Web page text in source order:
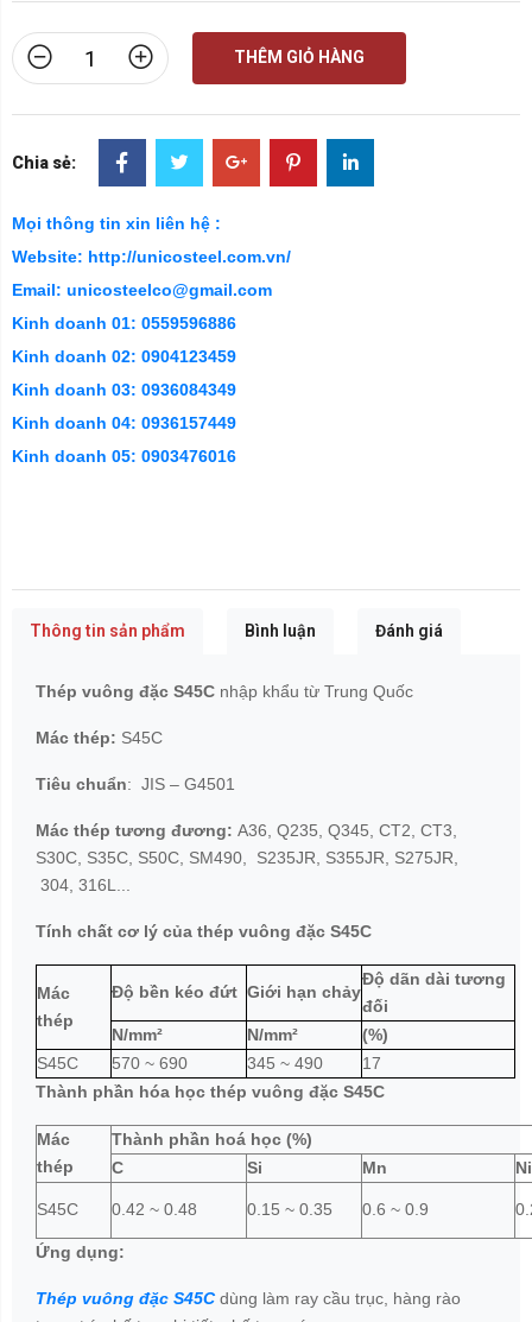
THÊM GIỎ HÀNG
Chia sẻ:
Mọi thông tin xin liên hệ :
Website: http://unicosteel.com.vn/
Email: unicosteelco@gmail.com
Kinh doanh 01: 0559596886
Kinh doanh 02: 0904123459
Kinh doanh 03: 0936084349
Kinh doanh 04: 0936157449
Kinh doanh 05: 0903476016
Thông tin sản phẩm Bình luận Đánh giá
Thép vuông đặc S45C nhập khẩu từ Trung Quốc
Mác thép: S45C
Tiêu chuẩn: JIS – G4501
Mác thép tương đương: A36, Q235, Q345, CT2, CT3,
S30C, S35C, S50C, SM490, S235JR, S355JR, S275JR,
304, 316L...
Tính chất cơ lý của thép vuông đặc S45C
Mác
thép
Độ bền kéo đứt Giới hạn chảy
Độ dãn dài tương
đối
N/mm²
N/mm²
(%)
S45C
570 ~ 690 345 ~ 490
17
Thành phần hóa học thép vuông đặc S45C
Mác
thép
Thành phần hoá học (%)
C
Si Mn Ni
S45C 0.42 ~ 0.48 0.15 ~ 0.35 0.6 ~ 0.9
Ứng dụng:
Thép vuông đặc S45Cdùng làm ray cầu trục, hàng rào